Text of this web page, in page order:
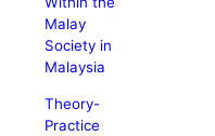
Malay
Society in
Malaysia
Theory-
Practice